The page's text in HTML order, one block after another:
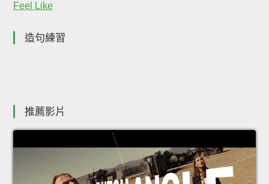
Feel Like
造句練習
推薦影片